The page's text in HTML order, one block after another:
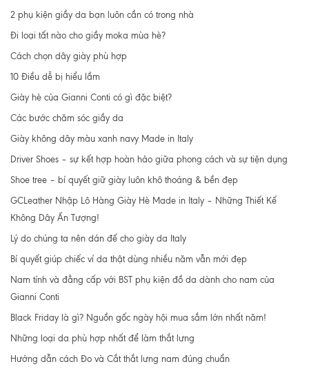
2 phụ kiện giầy da bạn luôn cần có trong nhà
Đi loại tất nào cho giầy moka mùa hè?
Cách chọn dây giày phù hợp
10 Điều dễ bị hiểu lầm
Giày hè của Gianni Conti có gì đặc biệt?
Các bước chăm sóc giầy da
Giày không dây màu xanh navy Made in Italy
Driver Shoes – sự kết hợp hoàn hảo giữa phong cách và sự tiện dụng
Shoe tree – bí quyết giữ giày luôn khô thoáng & bền đẹp
GCLeather Nhập Lô Hàng Giày Hè Made in Italy – Những Thiết Kế
Không Dây Ấn Tượng!
Lý do chúng ta nên dán đế cho giày da Italy
Bí quyết giúp chiếc ví da thật dùng nhiều năm vẫn mới đẹp
Nam tính và đẳng cấp với BST phụ kiện đồ da dành cho nam của
Gianni Conti
Black Friday là gì? Nguồn gốc ngày hội mua sắm lớn nhất năm!
Những loại da phù hợp nhất để làm thắt lưng
Hướng dẫn cách Đo và Cắt thắt lưng nam đúng chuẩn